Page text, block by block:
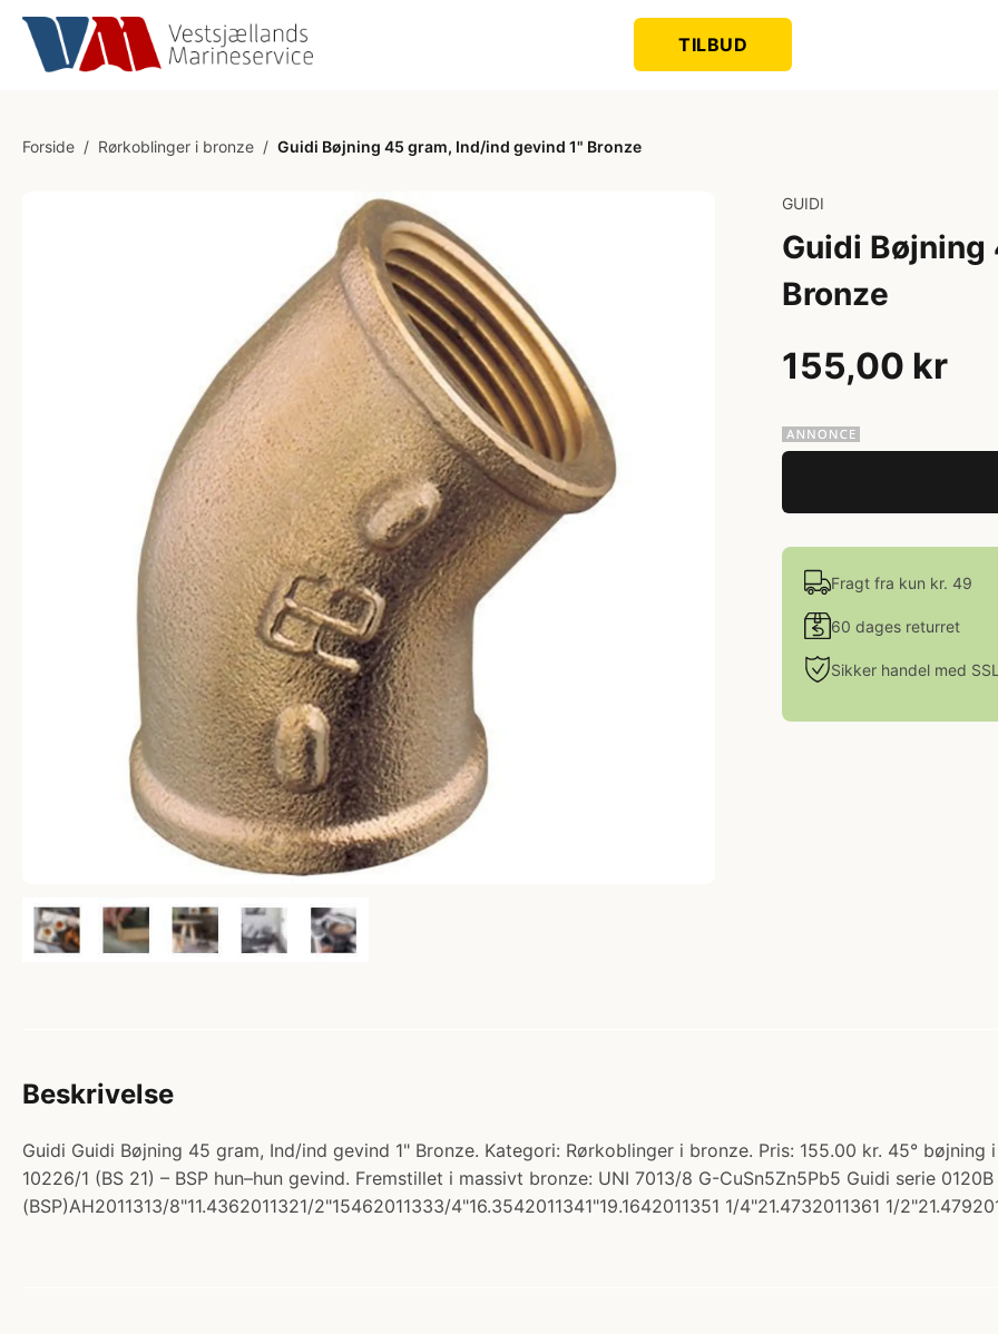
TILBUD
Forside / Rørkoblinger i bronze / Guidi Bøjning 45 gram, Ind/ind gevind 1" Bronze
GUIDI
Guidi Bøjning
Bronze
155,00 kr
Fragt fra kun kr. 49
60 dages returret
Sikker handel med
Beskrivelse
Guidi Guidi Bøjning 45 gram, Ind/ind gevind 1" Bronze. Kategori: Rørkoblinger i bronze. Pris: 155.00 kr. 45°
10226/1 (BS 21) – BSP hun–hun gevind. Fremstillet i massivt bronze: UNI 7013/8 G-CuSn5Zn5Pb5 Guidi serie
(BSP)AH2011313/8"11.4362011321/2"15462011333/4"16.3542011341"19.1642011351 1/4"21.4732011361 1/